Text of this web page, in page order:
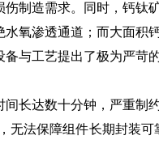
制造需求。同时，钙钛
氧渗透通道；而大面积
与工艺提出了极为严苛的
长达数十分钟，严重制
无法保障组件长期封装